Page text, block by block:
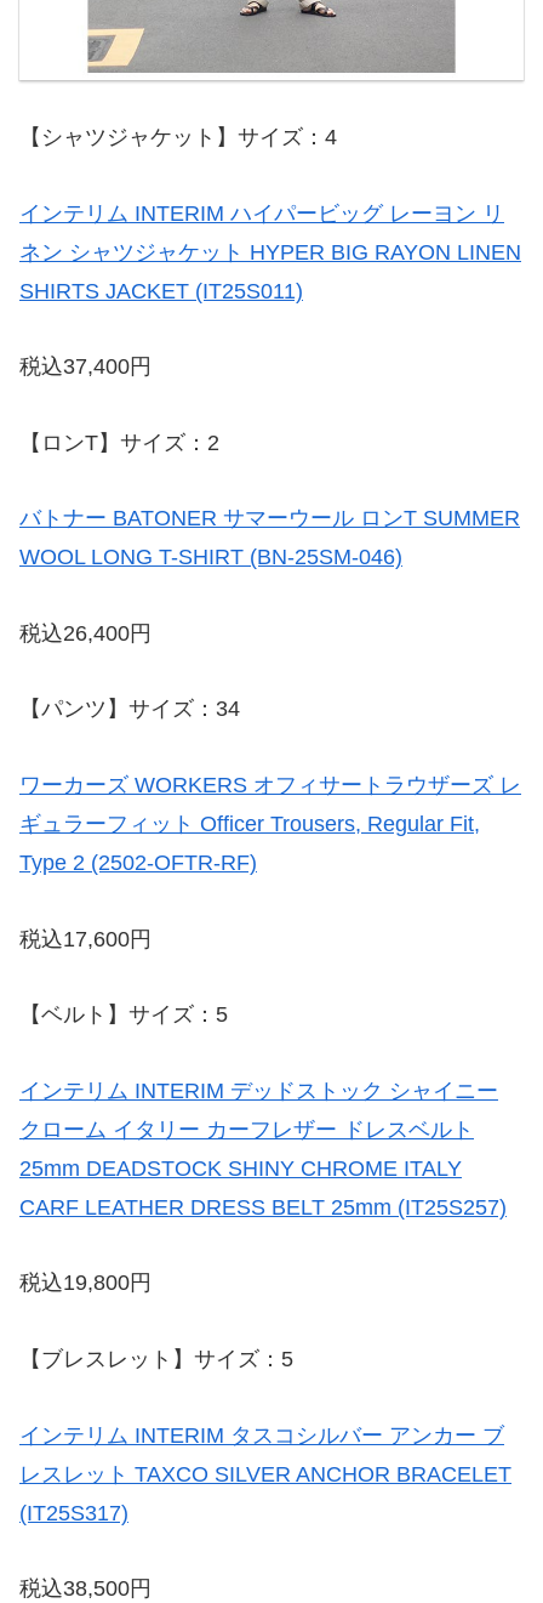
【シャツジャケット】サイズ：4
インテリム INTERIM ハイパービッグ レーヨン リ
ネン シャツジャケット HYPER BIG RAYON LINEN
SHIRTS JACKET (IT25S011)
税込37,400円
【ロンT】サイズ：2
バトナー BATONER サマーウール ロンT SUMMER
WOOL LONG T-SHIRT (BN-25SM-046)
税込26,400円
【パンツ】サイズ：34
ワーカーズ WORKERS オフィサートラウザーズ レ
ギュラーフィット Officer Trousers, Regular Fit,
Type 2 (2502-OFTR-RF)
税込17,600円
【ベルト】サイズ：5
インテリム INTERIM デッドストック シャイニー
クローム イタリー カーフレザー ドレスベルト
25mm DEADSTOCK SHINY CHROME ITALY
CARF LEATHER DRESS BELT 25mm (IT25S257)
税込19,800円
【ブレスレット】サイズ：5
インテリム INTERIM タスコシルバー アンカー ブ
レスレット TAXCO SILVER ANCHOR BRACELET
(IT25S317)
税込38,500円